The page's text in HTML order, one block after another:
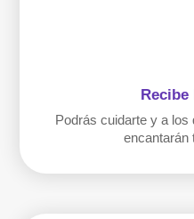
Recibe
Podrás cuidarte y a los
encantarán